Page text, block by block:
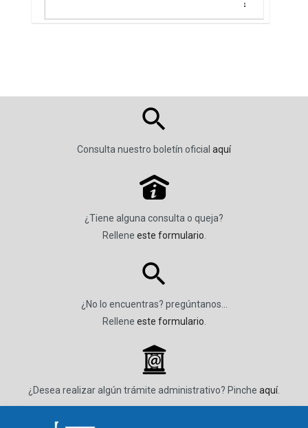
Consulta nuestro boletín oficial aquí
P
¿Tiene alguna consulta o queja?
Rellene este formulario
¿No lo encuentras? pregúntanos…
Rellene este formulario
_
¿Desea realizar algún trámite administrativo? Pinche aquí.